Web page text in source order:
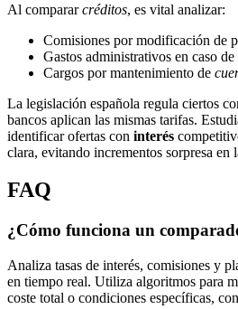
Al compararcréditos, es vital analizar:
Comisiones por modificación de
Gastos administrativos en caso
Cargos por mantenimiento de
La legislación española regula ciertos
bancos aplican las mismas tarifas.
identificar ofertas con interés
clara, evitando incrementos sorpresa en
FAQ
¿Cómo funciona un
Analiza tasas de interés, comisiones y
en tiempo real. Utiliza algoritmos para
coste total o condiciones específicas,